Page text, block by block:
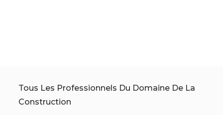
Tous Les Professionnels Du Domaine De La
Construction